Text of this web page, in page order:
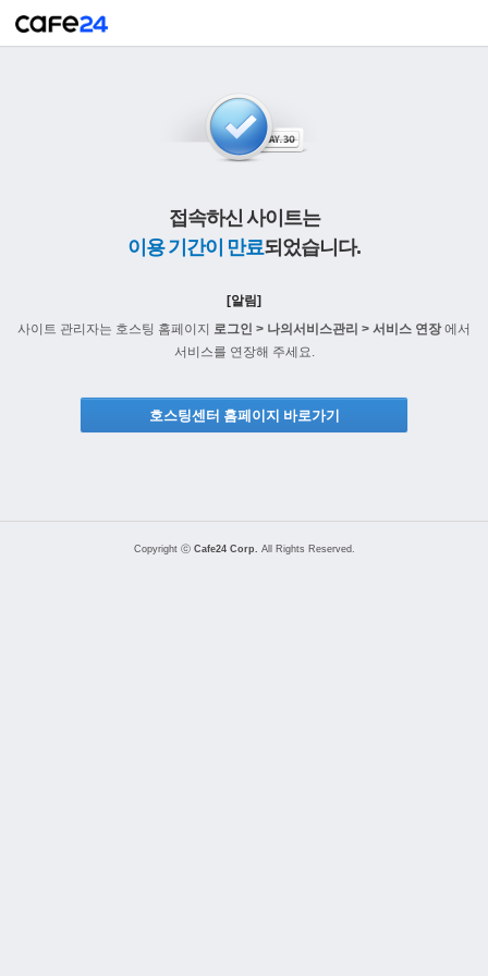
접속하신 사이트는
이용 기간이 만료되었습니다.
[알림]
사이트 관리자는 호스팅 홈페이지 로그인 > 나의서비스관리 > 서비스 연장에서
서비스를 연장해 주세요.
호스팅센터 홈페이지 바로가기
Copyright ⓒ Cafe24 Corp. All Rights Reserved.